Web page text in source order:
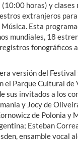
horas) y clases
extranjeros
Esta
mundiales, 18
fonográficos
versión del
el Parque Cultural de
sus invitados a los
y Jocy de
de Polonia y
Esteban
ensamble vocal